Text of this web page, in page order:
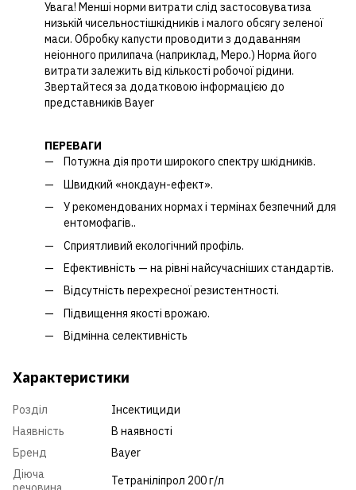
Увага! Менші норми витрати слід застосовуватиза
низькій чисельностішкідників і малого обсягу зеленої
маси. Обробку капусти проводити з додаванням
неіонного прилипача (наприклад, Меро.) Норма його
витрати залежить від кількості робочої рідини.
Звертайтеся за додатковою інформацією до
представників Bayer
ПЕРЕВАГИ
Потужна дія проти широкого спектру шкідників.
Швидкий «нокдаун-ефект».
У рекомендованих нормах і термінах безпечний для
ентомофагів..
Сприятливий екологічний профіль.
Ефективність — на рівні найсучасніших стандартів.
Відсутність перехресної резистентності.
Підвищення якості врожаю.
Відмінна селективність
Характеристики
Розділ
Інсектициди
Наявність
В наявності
Бренд
Bayer
Діюча
Тетраніліпрол 200 г/л